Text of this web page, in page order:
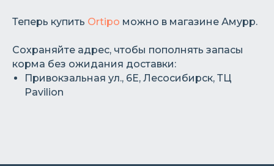
Теперь купить Ortipo можно в магазине Амурр.
Сохраняйте адрес, чтобы пополнять запасы
корма без ожидания доставки:
Привокзальная ул., 6Е, Лесосибирск, ТЦ
Pavilion